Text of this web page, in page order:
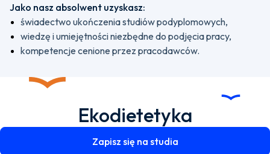
Jako nasz absolwent uzyskasz:
świadectwo ukończenia studiów podyplomowych,
wiedzę i umiejętności niezbędne do podjęcia pracy,
kompetencje cenione przez pracodawców.
Ekodietetyka
Zapisz się na studia